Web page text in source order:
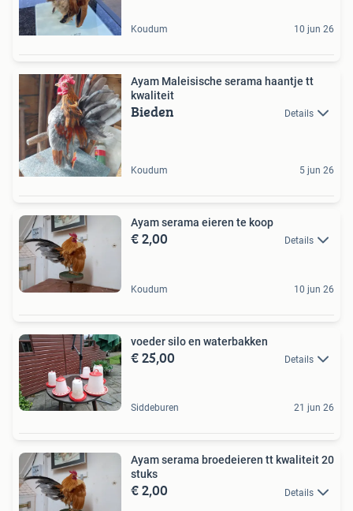
Koudum 10 jun 26
Ayam Maleisische serama haantje tt
kwaliteit
Bieden Details
Koudum 5 jun 26
Ayam serama eieren te koop
€ 2,00 Details
Koudum 10 jun 26
voeder silo en waterbakken
€ 25,00 Details
Siddeburen 21 jun 26
Ayam serama broedeieren tt kwaliteit 20
stuks
€ 2,00 Details